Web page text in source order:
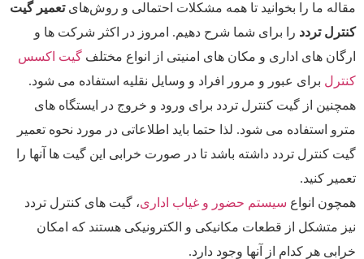
مقاله ما را بخوانید تا همه مشکلات احتمالی و روش‌هایتعمیر گیت
کنترل تردد را برای شما شرح دهیم. ا مروز در اکثر شرکت ها و
ارگان های اداری و مکان های امنیتی از انواع مختلف گیت اکسس
کنترل برای عبور و مرور افراد و وسایل نقلیه استفاده می شود.
همچنین از گیت کنترل تردد برای ورود و خروج در ایستگاه های
مترو استفاده می شود. لذا حتما باید اطلاعاتی در مورد نحوه تعمیر
گیت کنترل تردد داشته باشد تا در صورت خرابی این گیت ها آنها را
تعمیر کنید.
همچون انواع سیستم حضور و غیاب اداری، گیت های کنترل تردد
نیز متشکل از قطعات مکانیکی و الکترونیکی هستند که امکان
خرابی هر کدام از آنها وجود دارد.